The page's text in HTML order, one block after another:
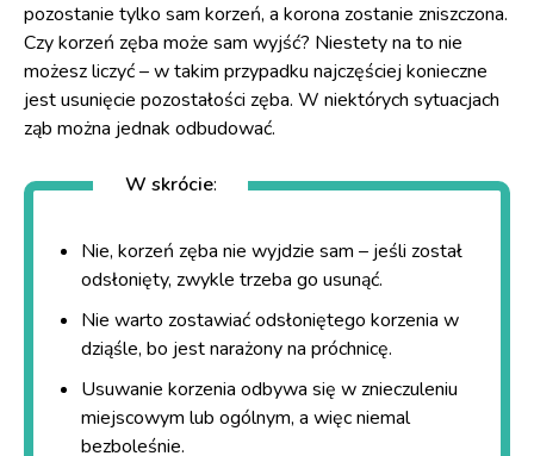
pozostanie tylko sam korzeń, a korona zostanie zniszczona.
Czy korzeń zęba może sam wyjść? Niestety na to nie
możesz liczyć – w takim przypadku najczęściej konieczne
jest usunięcie pozostałości zęba. W niektórych sytuacjach
ząb można jednak odbudować.
W skrócie:
Nie, korzeń zęba nie wyjdzie sam – jeśli został
odsłonięty, zwykle trzeba go usunąć.
Nie warto zostawiać odsłoniętego korzenia w
dziąśle, bo jest narażony na próchnicę.
Usuwanie korzenia odbywa się w znieczuleniu
miejscowym lub ogólnym, a więc niemal
bezboleśnie.